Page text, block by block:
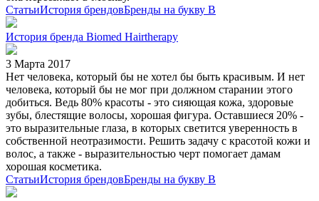
СтатьиИстория брендовБренды на букву B
История бренда Biomed Hairtherapy
3 Марта 2017
Нет человека, который бы не хотел бы быть красивым. И нет
человека, который бы не мог при должном старании этого
добиться. Ведь 80% красоты - это сияющая кожа, здоровые
зубы, блестящие волосы, хорошая фигура. Оставшиеся 20% -
это выразительные глаза, в которых светится уверенность в
собственной неотразимости. Решить задачу с красотой кожи и
волос, а также - выразительностью черт помогает дамам
хорошая косметика.
СтатьиИстория брендовБренды на букву B